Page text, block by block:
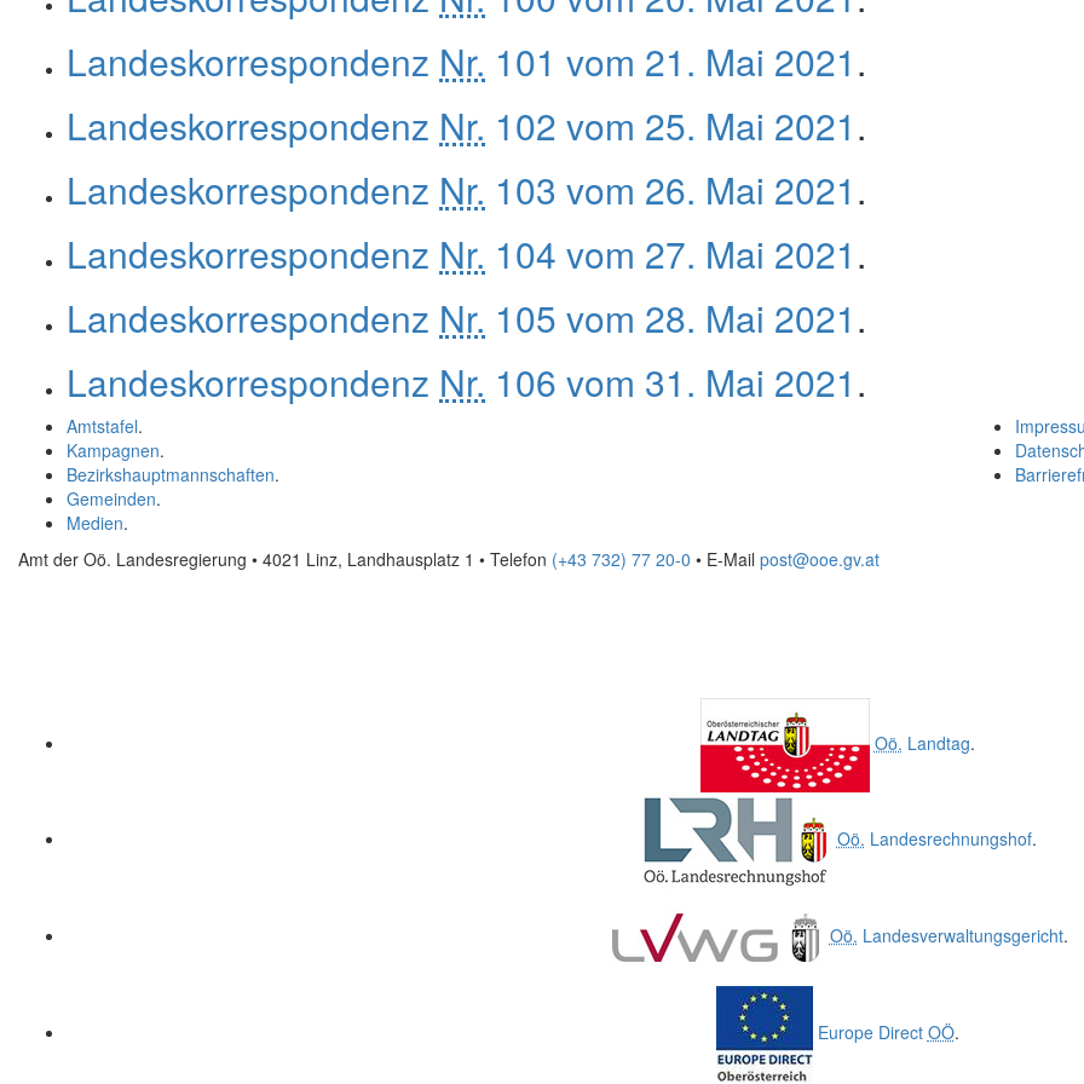
Landeskorrespondenz Nr. 101 vom 21. Mai 2021.
Landeskorrespondenz Nr. 102 vom 25. Mai 2021.
Landeskorrespondenz Nr. 103 vom 26. Mai 2021.
Landeskorrespondenz Nr. 104 vom 27. Mai 2021.
Landeskorrespondenz Nr. 105 vom 28. Mai 2021.
Landeskorrespondenz Nr. 106 vom 31. Mai 2021.
Amtstafel.
Kampagnen.
Bezirkshauptmannschaften.
Gemeinden.
Medien.
Amt der Oö. Landesregierung • 4021 Linz, Landhausplatz 1 • Telefon (+43 732) 77 20-0 • E-Mail post@ooe.gv.at
Oö. Landtag.
Oö. Landesrechnungshof.
Oö. Landesverwaltungsgericht.
Europe Direct OÖ.